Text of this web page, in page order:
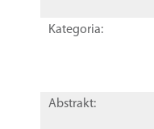
Kategoria:
Abstrakt: